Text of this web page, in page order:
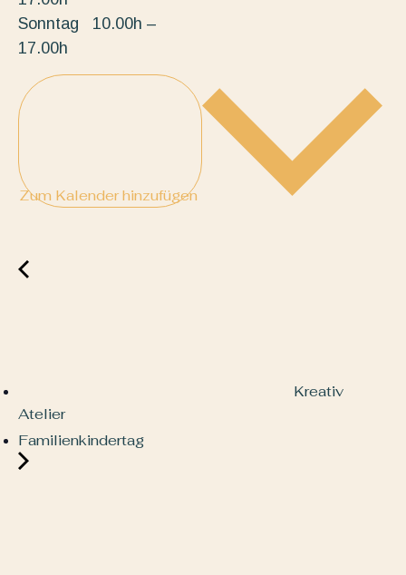
Sonntag 10.00h –
17.00h
Zum Kalender hinzufügen
Kreativ
Atelier
Familienkindertag